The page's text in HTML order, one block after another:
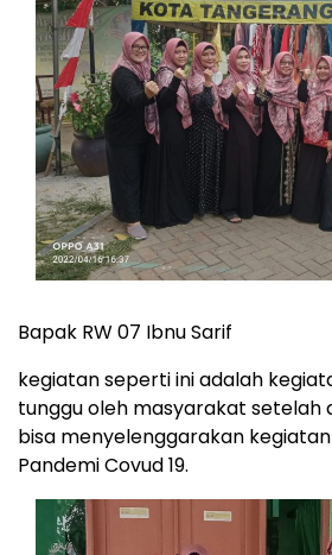
Bapak RW 07 Ibnu Sarif
kegiatan seperti ini adalah
tunggu oleh masyarakat setelah
bisa menyelenggarakan
Pandemi Covud 19.